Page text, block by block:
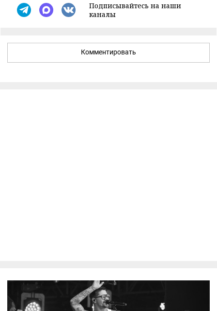
Подписывайтесь на наши
каналы
Комментировать